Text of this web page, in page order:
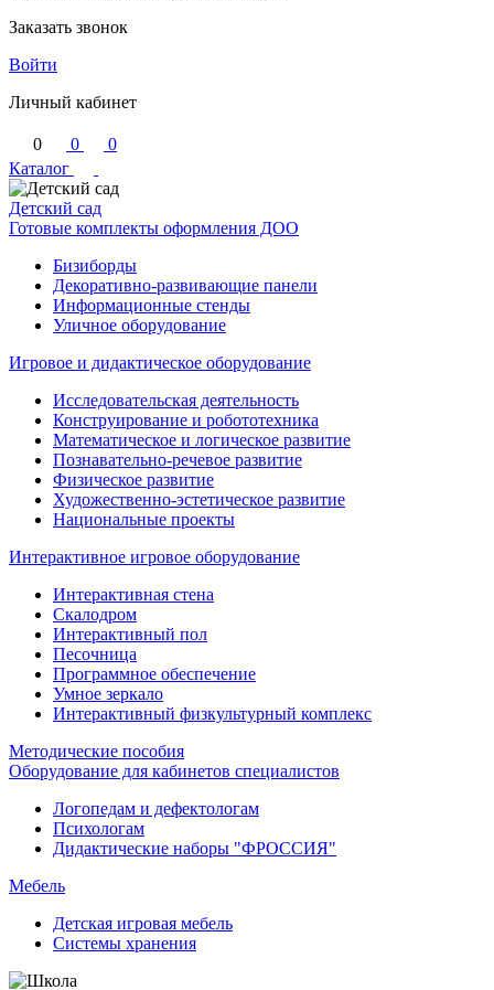
Заказать звонок
Войти
Личный кабинет
0 0
0
Каталог
Детский сад
Готовые комплекты оформления ДОО
Бизиборды
Декоративно-развивающие панели
Информационные стенды
Уличное оборудование
Игровое и дидактическое оборудование
Исследовательская деятельность
Конструирование и робототехника
Математическое и логическое развитие
Познавательно-речевое развитие
Физическое развитие
Художественно-эстетическое развитие
Национальные проекты
Интерактивное игровое оборудование
Интерактивная стена
Скалодром
Интерактивный пол
Песочница
Программное обеспечение
Умное зеркало
Интерактивный физкультурный комплекс
Методические пособия
Оборудование для кабинетов специалистов
Логопедам и дефектологам
Психологам
Дидактические наборы "ФРОССИЯ"
Мебель
Детская игровая мебель
Системы хранения